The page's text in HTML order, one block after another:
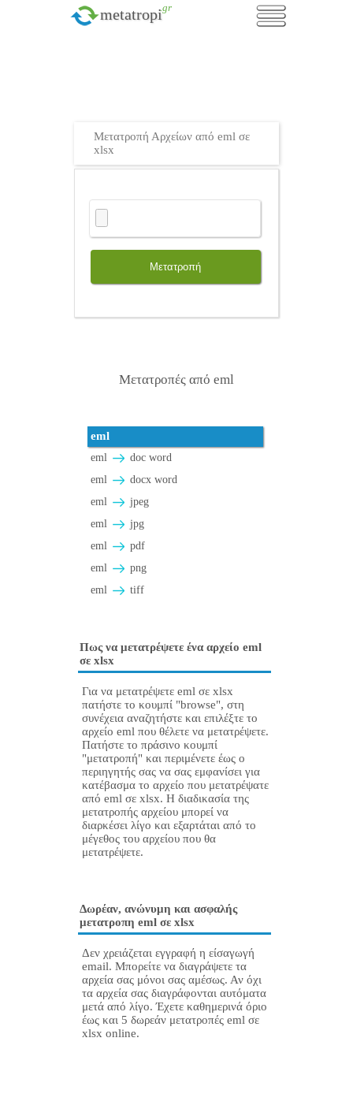
metatropi.gr
Μετατροπή Αρχείων από eml σε
xlsx
Μετατροπή
Μετατροπές από eml
eml
eml
doc word
eml
docx word
eml
jpeg
eml
jpg
eml
pdf
eml
png
eml
tiff
Πως να μετατρέψετε ένα αρχείο eml
σε xlsx
Για να μετατρέψετε eml σε xlsx
πατήστε το κουμπί "browse", στη
συνέχεια αναζητήστε και επιλέξτε το
αρχείο eml που θέλετε να μετατρέψετε.
Πατήστε το πράσινο κουμπί
"μετατροπή" και περιμένετε έως ο
περιηγητής σας να σας εμφανίσει για
κατέβασμα το αρχείο που μετατρέψατε
από eml σε xlsx. Η διαδικασία της
μετατροπής αρχείου μπορεί να
διαρκέσει λίγο και εξαρτάται από το
μέγεθος του αρχείου που θα
μετατρέψετε.
Δωρέαν, ανώνυμη και ασφαλής
μετατροπη eml σε xlsx
Δεν χρειάζεται εγγραφή η είσαγωγή
email. Μπορείτε να διαγράψετε τα
αρχεία σας μόνοι σας αμέσως. Αν όχι
τα αρχεία σας διαγράφονται αυτόματα
μετά από λίγο. Έχετε καθημερινά όριο
έως και 5 δωρεάν μετατροπές eml σε
xlsx online.